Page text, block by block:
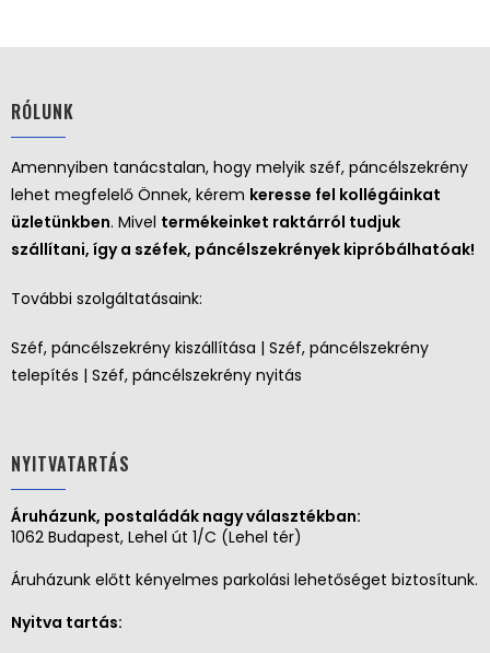
RÓLUNK
Amennyiben tanácstalan, hogy melyik széf, páncélszekrény
lehet megfelelő Önnek, kérem keresse fel kollégáinkat
üzletünkben. Mivel termékeinket raktárról tudjuk
szállítani, így a széfek, páncélszekrények kipróbálhatóak!
További szolgáltatásaink:
Széf, páncélszekrény kiszállítása | Széf, páncélszekrény
telepítés | Széf, páncélszekrény nyitás
NYITVATARTÁS
Áruházunk, postaládák nagy választékban:
1062 Budapest, Lehel út 1/C (Lehel tér)
Áruházunk előtt kényelmes parkolási lehetőséget biztosítunk.
Nyitva tartás: